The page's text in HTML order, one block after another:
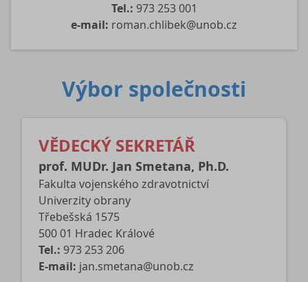
Tel.: 973 253 001
e-mail: roman.chlibek@unob.cz
Výbor společnosti
VĚDECKÝ SEKRETÁŘ
prof. MUDr. Jan Smetana, Ph.D.
Fakulta vojenského zdravotnictví
Univerzity obrany
Třebešská 1575
500 01 Hradec Králové
Tel.: 973 253 206
E-mail: jan.smetana@unob.cz